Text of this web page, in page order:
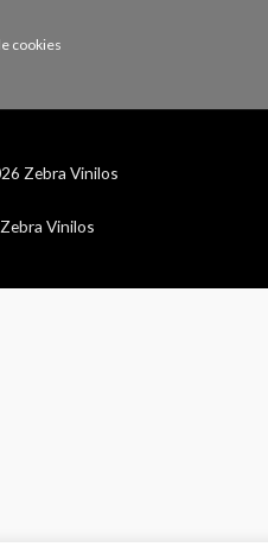
cookies
Zebra Vinilos
Vinilos